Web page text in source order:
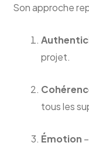
Son approche
projet.
tous les
Émotion